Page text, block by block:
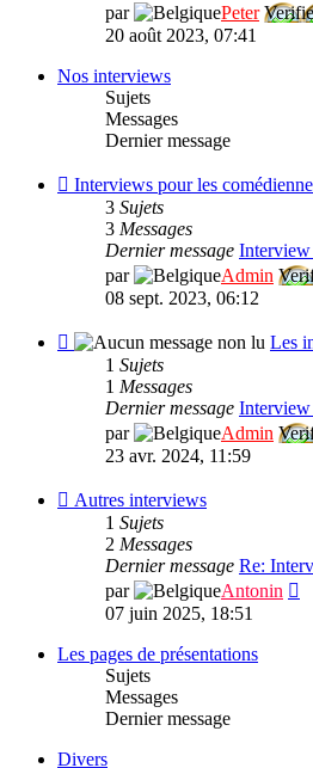
Maison
par
Peter
20 août 2023, 07:41
Nos interviews
Sujets
Messages
Dernier message
Flux
Interviews
comédiennes
comédiens
de
théâtres,
actrices
acteurs
Interviews pour les
3 Sujets
3 Messages
Dernier message
par
Admin
08 sept. 2023, 06:12
Flux
interviews
domaine
la
santé
Les
1 Sujets
1 Messages
Dernier message
par
Admin
23 avr. 2024, 11:59
Flux
Autres
interviews
Autres interviews
1 Sujets
2 Messages
Dernier message Re:
par
Antonin
07 juin 2025, 18:51
Les pages de présentations
Sujets
Messages
Dernier message
Divers